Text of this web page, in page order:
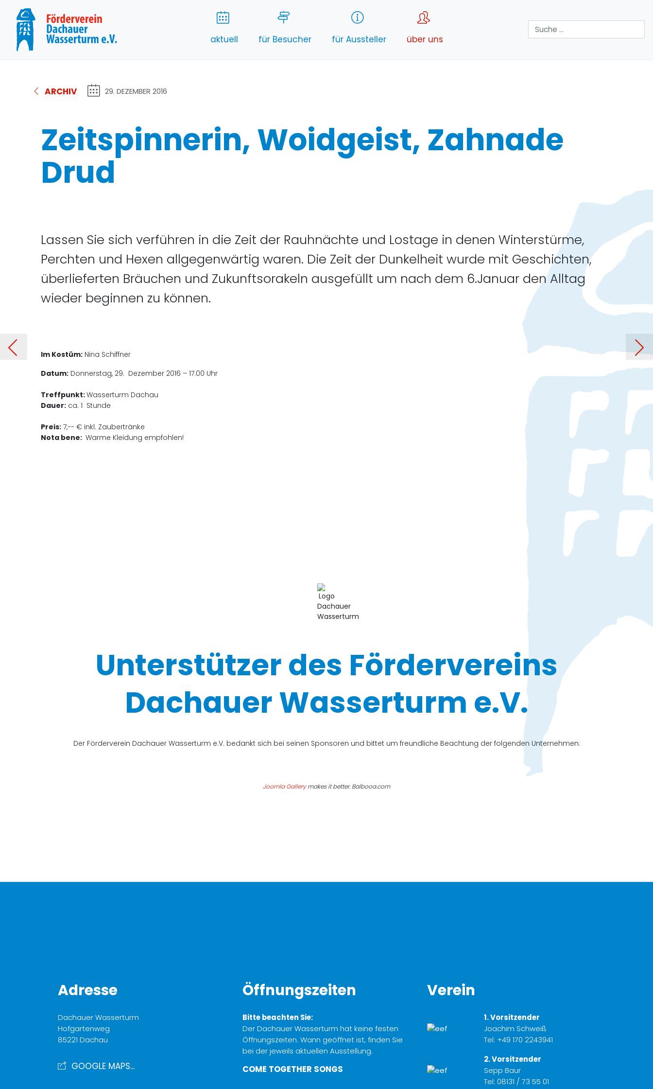
aktuell für Besucher für Aussteller über uns
Suchen
ARCHIV 29. DEZEMBER 2016
Zeitspinnerin, Woidgeist, Zahnade
Drud
Lassen Sie sich verführen in die Zeit der Rauhnächte und Lostage in denen Winterstürme,
Perchten und Hexen allgegenwärtig waren. Die Zeit der Dunkelheit wurde mit Geschichten,
überlieferten Bräuchen und Zukunftsorakeln ausgefüllt um nach dem 6.Januar den Alltag
wieder beginnen zu können.
Im Kostüm: Nina Schiffner
Datum: Donnerstag, 29. Dezember 2016 – 17.00 Uhr
Treffpunkt:Wasserturm Dachau
Dauer: ca. 1 Stunde
Preis: 7,-- € inkl. Zaubertränke
Nota bene: Warme Kleidung empfohlen!
Vorheriger Beitrag: 10. Jubiläums-Kunstauktion
Unterstützer des Fördervereins
Dachauer Wasserturm e.V.
Der Förderverein Dachauer Wasserturm e.V. bedankt sich bei seinen Sponsoren und bittet um freundliche Beachtung der folgenden Unternehmen:
Joomla Gallerymakes it better. Balbooa.com
Adresse
Dachauer Wasserturm
Hofgartenweg
85221 Dachau
GOOGLE MAPS...
Öffnungszeiten
Bitte beachten Sie:
Der Dachauer Wasserturm hat keine festen
Öffnungszeiten. Wann geöffnet ist, finden Sie
bei der jeweils aktuellen Ausstellung.
COME TOGETHER SONGS
Verein
1. Vorsitzender
Joachim Schweiß
Tel: +49 170 2243941
2. Vorsitzender
Sepp Baur
Tel: 08131 / 73 55 01